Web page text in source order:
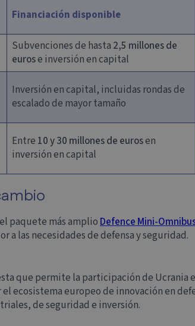
Financiación disponible
Subvenciones de hasta 2,5 millones de
eurose inversión en capital
Inversión en capital, incluidas rondas de
escalado de mayor tamaño
Entre 10 y 30 millones de eurosen
inversión en capital
paquete más amplioDefence Mini-
a las necesidades de defensa y seguridad.
que permite la participación de Ucrania
ecosistema europeo de innovación en
de seguridad e inversión.